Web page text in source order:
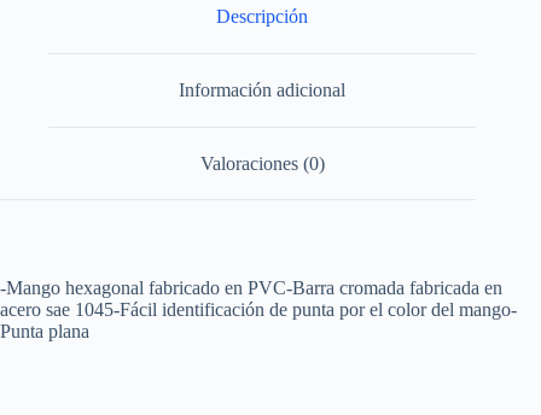
Descripción
Información adicional
Valoraciones (0)
-Mango hexagonal fabricado en PVC-Barra cromada fabricada en
acero sae 1045-Fácil identificación de punta por el color del mango-
Punta plana